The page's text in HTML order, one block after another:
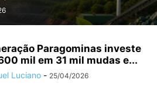
SAÚDE SERRO SERVIÇO
TECNOLOGIA TIRADENTES
VAGAS VALE
Paragominas investe
mil em 31 mil mudas e...
Luciano - 25/04/2026